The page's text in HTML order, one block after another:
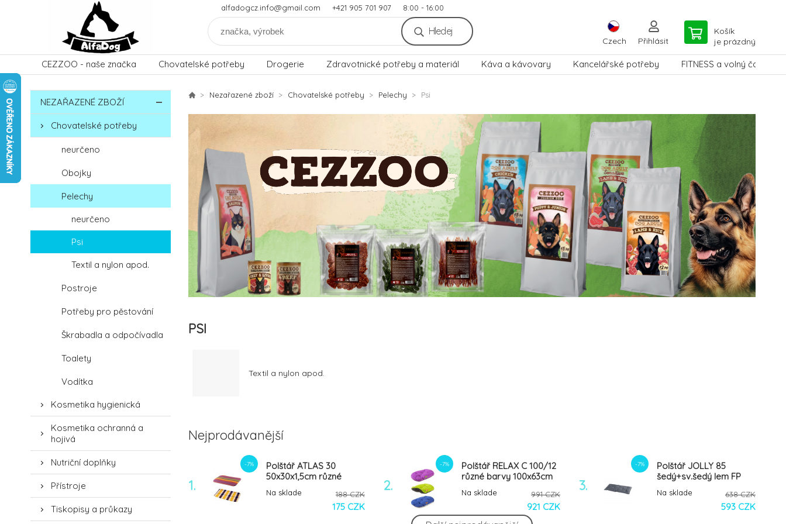
alfadogcz.info@gmail.com +421 905 701 907 8:00 - 16:00
Hledej
Czech Přihlásit
Košík
je prázdný
CEZZOO - naše značka Chovatelské potřeby Drogerie Zdravotnické potřeby a materiál Káva a kávovary Kancelářské potřeby FITNESS a volný čas
NEZAŘAZENÉ ZBOŽÍ
Chovatelské potřeby
neurčeno
Obojky
Pelechy
neurčeno
Psi
Textil a nylon apod.
Postroje
Potřeby pro pěstování
Škrabadla a odpočívadla
Toalety
Vodítka
Kosmetika hygienická
Kosmetika ochranná a
hojivá
Nutriční doplňky
Přístroje
Tiskopisy a průkazy
Nezařazené zboží Chovatelské potřeby Pelechy Psi
PSI
Textil a nylon apod.
Nejprodávanější
1.
-7%
Polštář ATLAS 30
50x30x1,5cm různé
barvy FP 1ks
Na sklade 188 CZK
175 CZK
2.
-7%
Polštář RELAX C 100/12
různé barvy 100x63cm
FP 1ks
Na sklade 991 CZK
921 CZK
3.
-7%
Polštář JOLLY 85
šedý+sv.šedý lem FP
Na sklade 638 CZK
593 CZK